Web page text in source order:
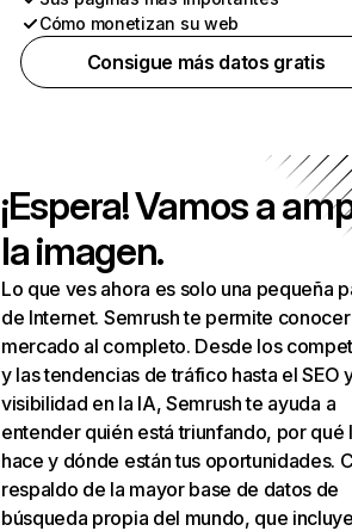
Cómo monetizan su web
Consigue más datos gratis
¡Espera! Vamos a
la imagen.
Lo que ves ahora es solo una pequeña
de Internet. Semrush te permite
mercado al completo. Desde los
y las tendencias de tráfico hasta el SEO
visibilidad en la IA, Semrush te ayuda a
entender quién está triunfando, por qué
hace y dónde están tus oportunidades.
respaldo de la mayor base de datos de
búsqueda propia del mundo, que